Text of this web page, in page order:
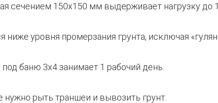
сечением 150х150 мм выдерживает нагрузку до
ниже уровня промерзания грунта, исключая
баню 3х4 занимает 1 рабочий день.
нужно рыть траншеи и вывозить грунт.